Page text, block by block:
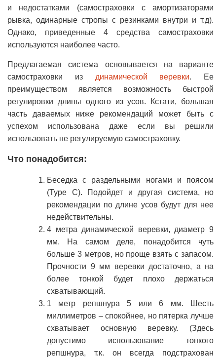
и недостатками (самостраховки с амортизаторами
рывка, одинарные стропы с резинками внутри и т.д).
Однако, приведенные 4 средства самостраховки
используются наиболее часто.
Предлагаемая система основывается на варианте
самостраховки из динамической веревки. Ее
преимуществом является возможность быстрой
регулировки длины одного из усов. Кстати, большая
часть даваемых ниже рекомендаций может быть с
успехом использована даже если вы решили
использовать не регулируемую самостраховку.
Что понадобится:
Беседка с раздельными ногами и поясом
(Type C). Подойдет и другая система, но
рекомендации по длине усов будут для нее
недействительны.
4 метра динамической веревки, диаметр 9
мм. На самом деле, понадобится чуть
больше 3 метров, но проще взять с запасом.
Прочности 9 мм веревки достаточно, а на
более тонкой будет плохо держаться
схватывающий.
1 метр репшнура 5 или 6 мм. Шесть
миллиметров – спокойнее, но пятерка лучше
схватывает основную веревку. (Здесь
допустимо использование тонкого
репшнура, т.к. он всегда подстрахован